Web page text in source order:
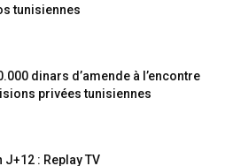
tunisiennes
dinars d’amende à l’encontre
privées tunisiennes
J+12 : Replay TV